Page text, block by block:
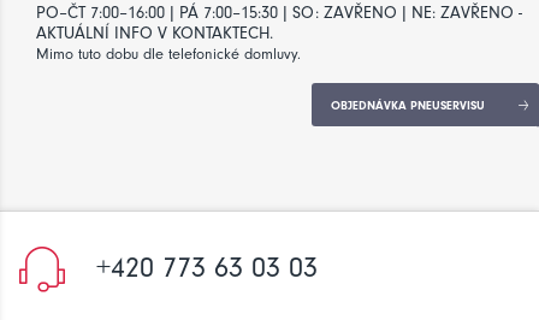
PO–ČT 7:00–16:00 | PÁ 7:00–15:30 | SO: ZAVŘENO | NE: ZAVŘENO -
AKTUÁLNÍ INFO V KONTAKTECH.
Mimo tuto dobu dle telefonické domluvy.
OBJEDNÁVKA PNEUSERVISU
+420 773 63 03 03